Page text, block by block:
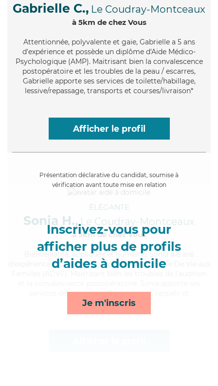
Gabrielle C., Le Coudray-Montceaux
à 5km de chez Vous
Attentionnée, polyvalente et gaie, Gabrielle a 5 ans
d'expérience et possède un diplôme d'Aide Médico-
Psychologique (AMP). Maitrisant bien la convalescence
postopératoire et les troubles de la peau / escarres,
Gabrielle apporte ses services de toilette/habillage,
lessive/repassage, transports et courses/livraison*
Afficher le profil
Présentation déclarative du candidat, soumise à
vérification avant toute mise en relation
Inscrivez-vous pour
afficher plus de profils
d’aides à domicile
Je m'inscris
ÉLÉGANTE
Sonia H., Le Coudray-Montceaux
à 5km de chez Vous
, appliquée et humaine, Sonia a 8 ans
d'expérience et possède un diplôme d'Assistante De Vie aux
services de compagnie/loisirs, repas, rappels et
toilette/habillage*